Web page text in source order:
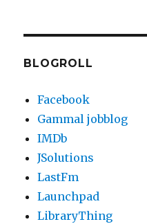
BLOGROLL
Facebook
Gammal jobblog
IMDb
JSolutions
LastFm
Launchpad
LibraryThing